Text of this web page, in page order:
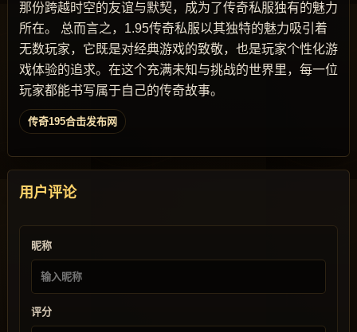
那份跨越时空的友谊与默契，成为了传奇私服独有的魅力
所在。 总而言之，1.95传奇私服以其独特的魅力吸引着
无数玩家，它既是对经典游戏的致敬，也是玩家个性化游
戏体验的追求。在这个充满未知与挑战的世界里，每一位
玩家都能书写属于自己的传奇故事。
传奇195合击发布网
用户评论
昵称
评分